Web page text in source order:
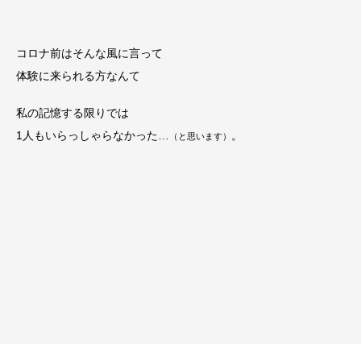
コロナ前はそんな風に言って
体験に来られる方なんて
私の記憶する限りでは
1人もいらっしゃらなかった…
（と思います） 。